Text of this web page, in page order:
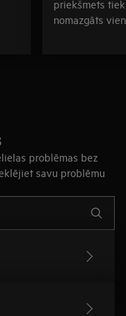
priekšmets
nomazgāts
problēmas bez
savu problēmu